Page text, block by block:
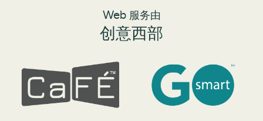
Web 服务由
创意西部